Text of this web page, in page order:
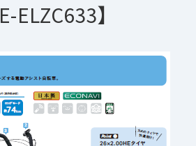
ELZC633】